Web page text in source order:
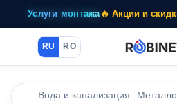
Услуги монтажа🔥 Акции и
RU RO
Вода и канализация